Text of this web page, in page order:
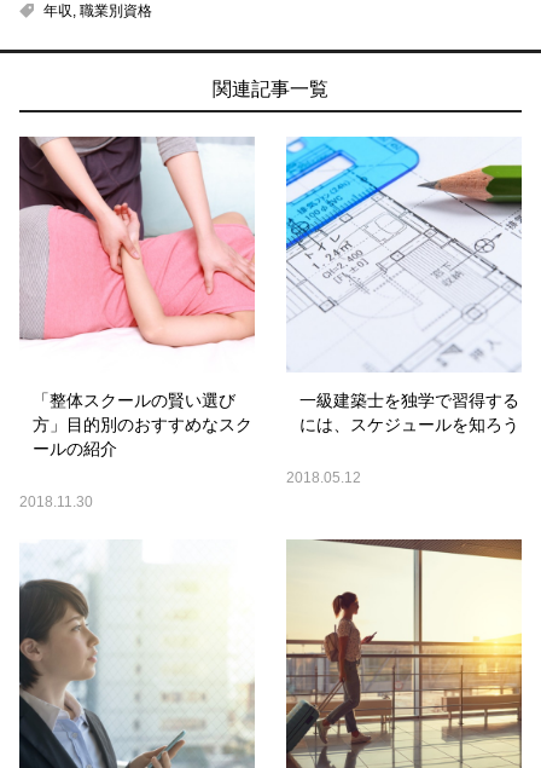
年収 職業別資格
関連記事一覧
「整体スクールの賢い選び
方」目的別のおすすめなスク
ールの紹介
2018.11.30
一級建築士を独学で習得する
には、スケジュールを知ろう
2018.05.12